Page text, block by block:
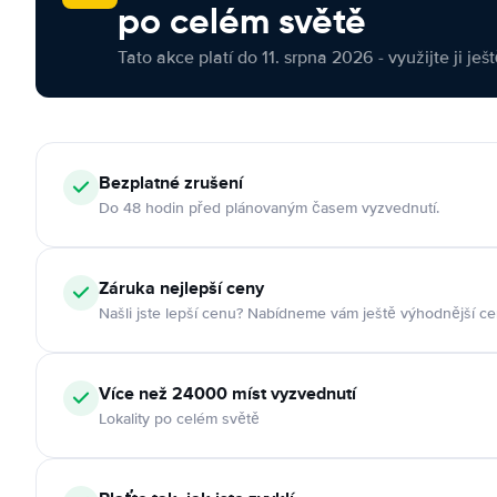
po celém světě
Tato akce platí do 11. srpna 2026 - využijte ji
Bezplatné zrušení
Do 48 hodin před plánovaným časem vyzvednutí.
Záruka nejlepší ceny
Našli jste lepší cenu? Nabídneme vám ještě výhodnější
Více než 24000 míst vyzvednutí
Lokality po celém světě